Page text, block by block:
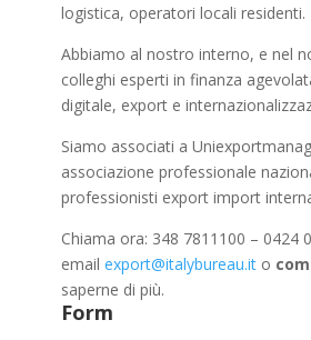
logistica, operatori locali residenti.
Abbiamo al nostro interno, e nel
colleghi esperti in finanza
digitale, export e
Siamo associati a
associazione professionale
professionisti export import
Chiama ora: 348 7811100 – 0424
email export@italybureau.ito
saperne di più.
Form